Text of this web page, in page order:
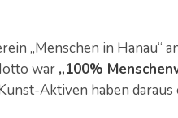
„Menschen in Hanau“
war „100%
Aktiven haben daraus